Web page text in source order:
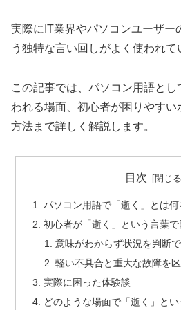
実際にIT業界やパソコンユーザー
う独特な言い回しがよく使われて
この記事では、パソコン用語と
われる場面、初心者が困りやす
方法まで詳しく解説します。
目次
パソコン用語で「逝く」とは
初心者が「逝く」という言葉で
意味がわからず状況を判断
軽い不具合と重大な故障を
実際に困った体験談
どのような場面で「逝く」と